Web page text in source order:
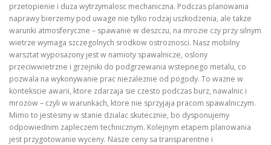
przetopienie i duza wytrzymalosc mechaniczna. Podczas planowania
naprawy bierzemy pod uwage nie tylko rodzaj uszkodzenia, ale takze
warunki atmosferyczne – spawanie w deszczu, na mrozie czy przy silnym
wietrze wymaga szczegolnych srodkow ostroznosci. Nasz mobilny
warsztat wyposazony jest w namioty spawalnicze, oslony
przeciwwietrzne i grzejniki do podgrzewania wstepnego metalu, co
pozwala na wykonywanie prac niezaleznie od pogody. To wazne w
kontekscie awarii, ktore zdarzaja sie czesto podczas burz, nawalnic i
mrozow – czyli w warunkach, ktore nie sprzyjaja pracom spawalniczym.
Mimo to jestesmy w stanie dzialac skutecznie, bo dysponujemy
odpowiednim zapleczem technicznym. Kolejnym etapem planowania
jest przygotowanie wyceny. Nasze ceny sa transparentne i